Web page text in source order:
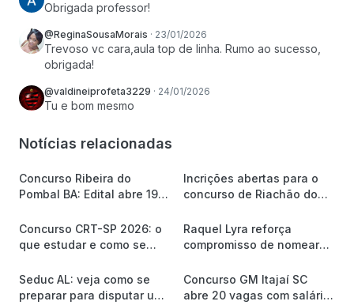
Obrigada professor!
@ReginaSousaMorais · 23/01/2026
Trevoso vc cara,aula top de linha. Rumo ao sucesso,
obrigada!
@valdineiprofeta3229 · 24/01/2026
Tu e bom mesmo
Notícias relacionadas
Concurso Ribeira do
Pombal BA: Edital abre 19
Incrições abertas para o
concurso de Riachão do
Concurso CRT-SP 2026: o
que estudar e como se
Quadrix?
Raquel Lyra reforça
compromisso de nomear
Seduc AL: veja como se
preparar para disputar uma
Concurso GM Itajaí SC
abre 20 vagas com salário